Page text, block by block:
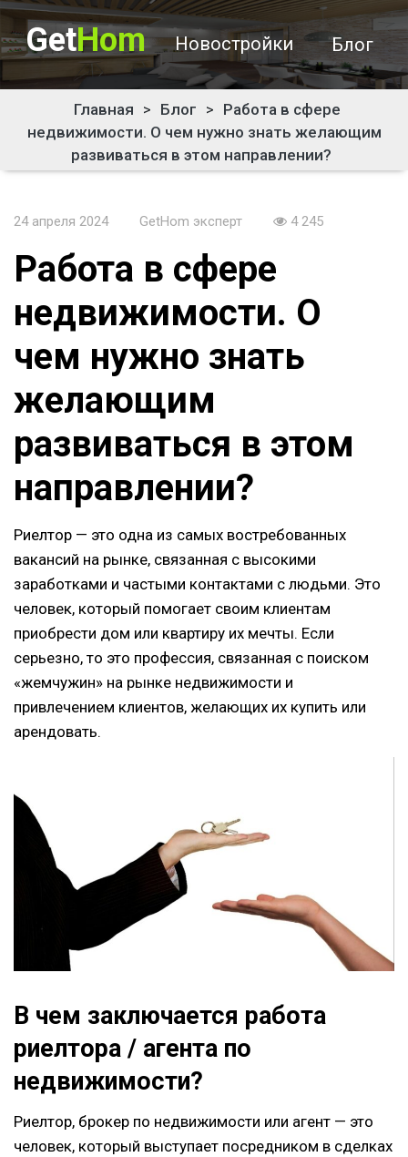
Новостройки
GetHom Блог
Главная > Блог > Работа в сфере
недвижимости. О чем нужно знать желающим
развиваться в этом направлении?
24 апреля 2024 GetHom эксперт 4 245
Работа в сфере
недвижимости. О
чем нужно знать
желающим
развиваться в этом
направлении?
Риелтор — это одна из самых востребованных
вакансий на рынке, связанная с высокими
заработками и частыми контактами с людьми. Это
человек, который помогает своим клиентам
приобрести дом или квартиру их мечты. Если
серьезно, то это профессия, связанная с поиском
«жемчужин» на рынке недвижимости и
привлечением клиентов, желающих их купить или
арендовать.
В чем заключается работа
риелтора / агента по
недвижимости?
Риелтор, брокер по недвижимости или агент — это
человек, который выступает посредником в сделках